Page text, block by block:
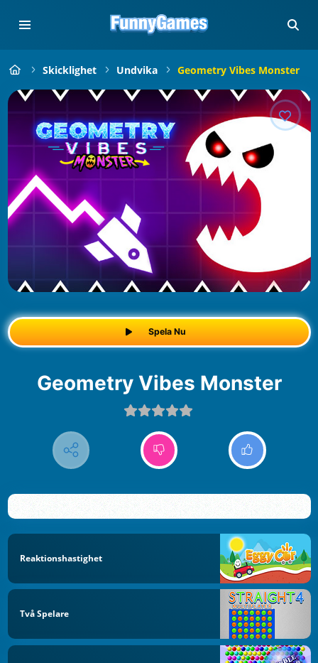
Skicklighet Undvika Geometry Vibes Monster
Spela Nu
Geometry Vibes Monster
Reaktionshastighet
Två Spelare